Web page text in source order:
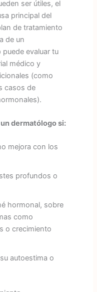
ser útiles, el
principal del
de tratamiento
de un
evaluar tu
médico y
(como
casos de
dermatólogo si:
mejora con los
profundos o
hormonal, sobre
como
o crecimiento
autoestima o